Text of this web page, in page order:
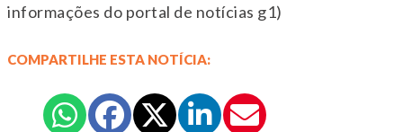
informações do portal de notícias g1)
COMPARTILHE ESTA NOTÍCIA: